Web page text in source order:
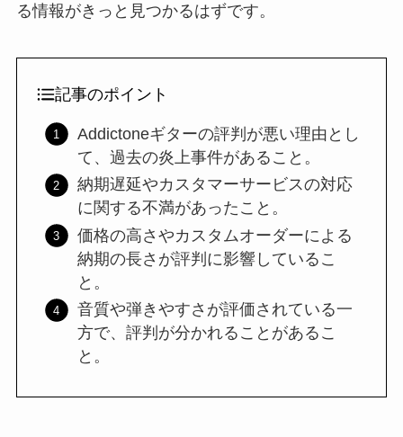
る情報がきっと見つかるはずです。
記事のポイント
Addictoneギターの評判が悪い理由とし
て、過去の炎上事件があること。
納期遅延やカスタマーサービスの対応
に関する不満があったこと。
価格の高さやカスタムオーダーによる
納期の長さが評判に影響しているこ
と。
音質や弾きやすさが評価されている一
方で、評判が分かれることがあるこ
と。